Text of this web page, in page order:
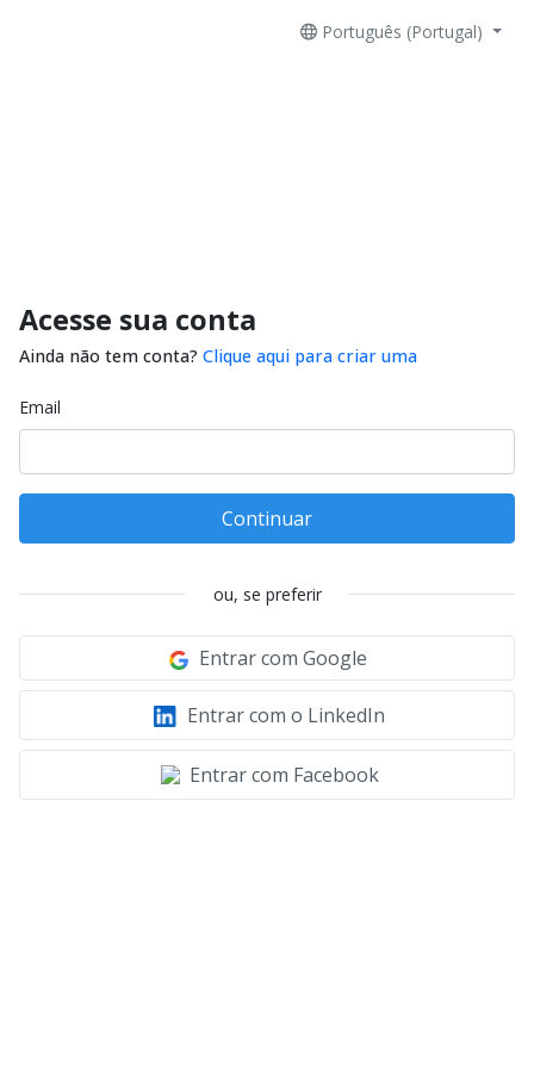
Português (Portugal)
Acesse sua conta
Ainda não tem conta? Clique aqui para criar uma
Email
Continuar
ou, se preferir
Entrar com Google
Entrar com o LinkedIn
Entrar com Facebook